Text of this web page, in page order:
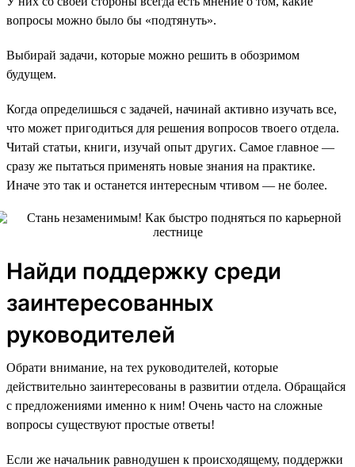
вопросы можно было бы «подтянуть».
Выбирай задачи, которые можно решить в обозримом
будущем.
Когда определишься с задачей, начинай активно изучать все,
что может пригодиться для решения вопросов твоего отдела.
Читай статьи, книги, изучай опыт других. Самое главное —
сразу же пытаться применять новые знания на практике.
Иначе это так и останется интересным чтивом — не более.
Найди поддержку среди
заинтересованных
руководителей
Обрати внимание, на тех руководителей, которые
действительно заинтересованы в развитии отдела. Обращайся
с предложениями именно к ним! Очень часто на сложные
вопросы существуют простые ответы!
Если же начальник равнодушен к происходящему, поддержки